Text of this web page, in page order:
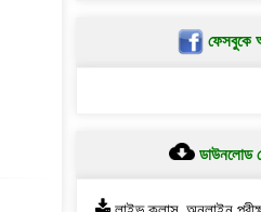
ফেসবুকে
ডাউনলোড